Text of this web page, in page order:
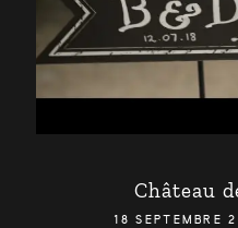
Château
18 SEPTEMBRE